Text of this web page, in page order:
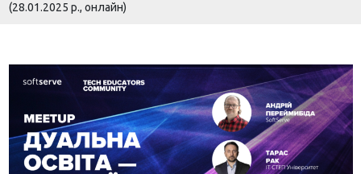
(28.01.2025 р., онлайн)